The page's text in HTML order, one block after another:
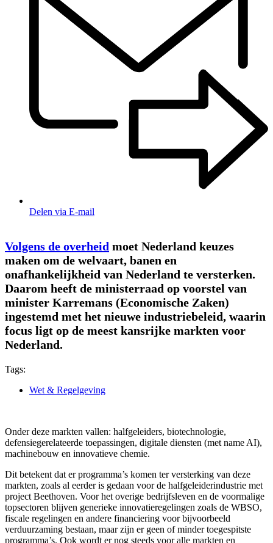
Delen via E-mail
Volgens de overheid moet Nederland keuzes
maken om de welvaart, banen en
onafhankelijkheid van Nederland te versterken.
Daarom heeft de ministerraad op voorstel van
minister Karremans (Economische Zaken)
ingestemd met het nieuwe industriebeleid, waarin
focus ligt op de meest kansrijke markten voor
Nederland.
Tags:
Wet & Regelgeving
Onder deze markten vallen: halfgeleiders, biotechnologie,
defensiegerelateerde toepassingen, digitale diensten (met name AI),
machinebouw en innovatieve chemie.
Dit betekent dat er programma’s komen ter versterking van deze
markten, zoals al eerder is gedaan voor de halfgeleiderindustrie met
project Beethoven. Voor het overige bedrijfsleven en de voormalige
topsectoren blijven generieke innovatieregelingen zoals de WBSO,
fiscale regelingen en andere financiering voor bijvoorbeeld
verduurzaming bestaan, maar zijn er geen of minder toegespitste
programma’s. Ook wordt er nog steeds voor alle markten en